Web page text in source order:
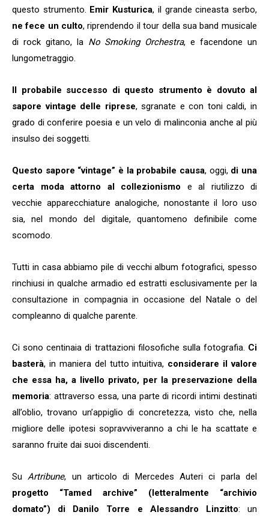
questo strumento. Emir Kusturica, il grande cineasta serbo,
ne fece un culto, riprendendo il tour della sua band musicale
di rock gitano, la No Smoking Orchestra, e facendone un
lungometraggio.
Il probabile successo di questo strumento è dovuto al
sapore vintage delle riprese, sgranate e con toni caldi, in
grado di conferire poesia e un velo di malinconia anche al più
insulso dei soggetti.
Questo sapore “vintage” è la probabile causa, oggi, di una
certa moda attorno al collezionismo e al riutilizzo di
vecchie apparecchiature analogiche, nonostante il loro uso
sia, nel mondo del digitale, quantomeno definibile come
scomodo.
Tutti in casa abbiamo pile di vecchi album fotografici, spesso
rinchiusi in qualche armadio ed estratti esclusivamente per la
consultazione in compagnia in occasione del Natale o del
compleanno di qualche parente.
Ci sono centinaia di trattazioni filosofiche sulla fotografia. Ci
basterà, in maniera del tutto intuitiva, considerare il valore
che essa ha, a livello privato, per la preservazione della
memoria: attraverso essa, una parte di ricordi intimi destinati
all’oblio, trovano un’appiglio di concretezza, visto che, nella
migliore delle ipotesi sopravviveranno a chi le ha scattate e
saranno fruite dai suoi discendenti.
SuArtribune, un articolo di Mercedes Auteri ci parla del
progetto “Tamed archive” (letteralmente “archivio
domato”) di Danilo Torre e Alessandro Linzitto: un